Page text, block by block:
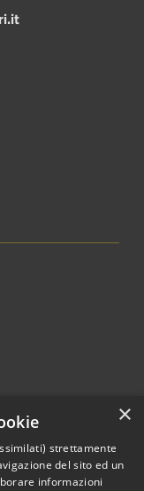
×
strettamente
del sito ed un
informazioni